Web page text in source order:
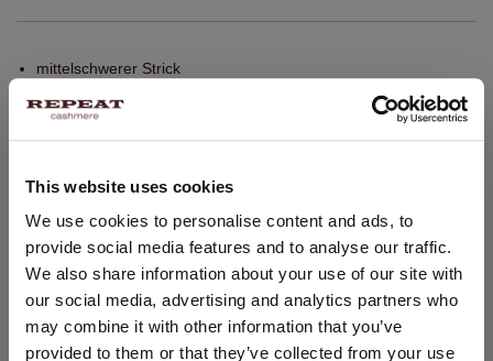
This website uses cookies
We use cookies to personalise content and ads, to
provide social media features and to analyse our traffic.
We also share information about your use of our site with
our social media, advertising and analytics partners who
may combine it with other information that you’ve
provided to them or that they’ve collected from your use
mittelschwerer Strick
Bio-Kaschmir GOTS-zertifiziert
Rollsäume an den Abschlüssen
kurze Form
kastige Passform
Pointelle-Details
Handwäsche, chemische Reinigung möglich
STANDORT ÄNDERN
Sie besuchen Repeat cashmere von Niederlande (€) aus.
Möchten Sie Ihre Standort aktualisieren?
Vereinigte Staaten ($)